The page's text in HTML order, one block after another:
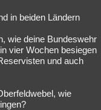
in beiden Ländern
wie deine Bundeswehr
vier Wochen besiegen
und auch
wie